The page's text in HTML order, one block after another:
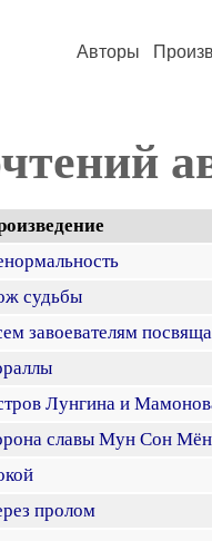
Авторы
судьбы
завоевателям
Лунгина и
славы Мун Сон Мён
пролом